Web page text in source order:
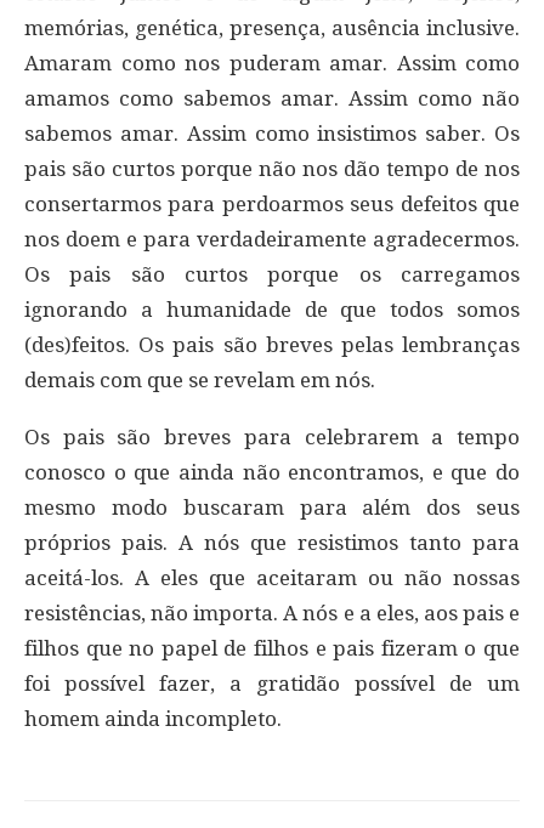
memórias, genética, presença, ausência inclusive.
Amaram como nos puderam amar. Assim como
amamos como sabemos amar. Assim como não
sabemos amar. Assim como insistimos saber. Os
pais são curtos porque não nos dão tempo de nos
consertarmos para perdoarmos seus defeitos que
nos doem e para verdadeiramente agradecermos.
Os pais são curtos porque os carregamos
ignorando a humanidade de que todos somos
(des)feitos. Os pais são breves pelas lembranças
demais com que se revelam em nós.
Os pais são breves para celebrarem a tempo
conosco o que ainda não encontramos, e que do
mesmo modo buscaram para além dos seus
próprios pais. A nós que resistimos tanto para
aceitá-los. A eles que aceitaram ou não nossas
resistências, não importa. A nós e a eles, aos pais e
filhos que no papel de filhos e pais fizeram o que
foi possível fazer, a gratidão possível de um
homem ainda incompleto.